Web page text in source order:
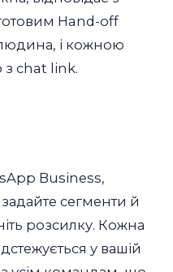
Hand-off
і кожною
chat link.
Business,
сегменти й
розсилку. Кожна
у вашій